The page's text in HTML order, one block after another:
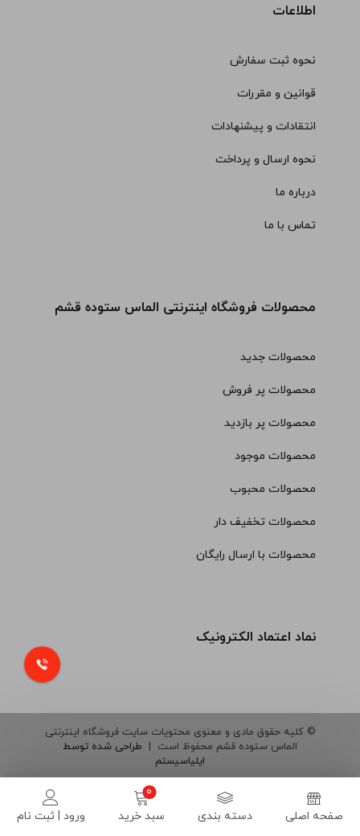
صفحه اصلی دسته بندی سبد خرید ورود | ثبت نام
اطلاعات
نحوه ثبت سفارش
قوانین و مقررات
انتقادات و پیشنهادات
نحوه ارسال و پرداخت
درباره ما
تماس با ما
محصولات فروشگاه اینترنتی الماس ستوده قشم
محصولات جدید
محصولات پر فروش
محصولات پر بازدید
محصولات موجود
محصولات محبوب
محصولات تخفیف دار
محصولات با ارسال رایگان
نماد اعتماد الکترونیک
© کلیه حقوق مادی و معنوی محتویات سایت فروشگاه اینترنتی
الماس ستوده قشم محفوظ است | طراحی شده توسط
ایلیاسیستم